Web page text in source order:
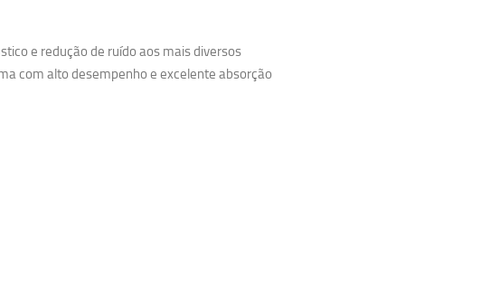
e redução de ruído aos mais diversos
com alto desempenho e excelente absorção